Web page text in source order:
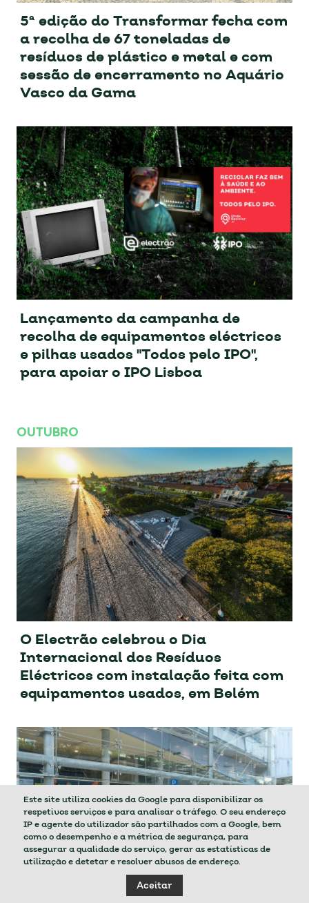
5ª edição do Transformar fecha com
a recolha de 67 toneladas de
resíduos de plástico e metal e com
sessão de encerramento no Aquário
Vasco da Gama
Lançamento da campanha de
recolha de equipamentos eléctricos
e pilhas usados "Todos pelo IPO",
para apoiar o IPO Lisboa
OUTUBRO
O Electrão celebrou o Dia
Internacional dos Resíduos
Eléctricos com instalação feita com
equipamentos usados, em Belém
Este site utiliza cookies da Google para disponibilizar os
respetivos serviços e para analisar o tráfego. O seu endereço
IP e agente do utilizador são partilhados com a Google, bem
como o desempenho e a métrica de segurança, para
assegurar a qualidade do serviço, gerar as estatísticas de
utilização e detetar e resolver abusos de endereço.
Aceitar